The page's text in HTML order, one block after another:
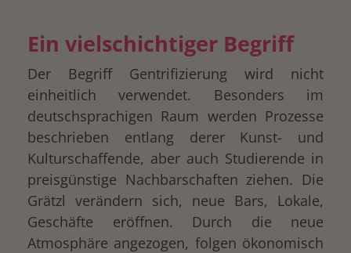
Ein vielschichtiger Begriff
Der Begriff Gentrifizierung wird nicht
einheitlich verwendet. Besonders im
deutschsprachigen Raum werden Prozesse
beschrieben entlang derer Kunst- und
Kulturschaffende, aber auch Studierende in
preisgünstige Nachbarschaften ziehen. Die
Grätzl verändern sich, neue Bars, Lokale,
Geschäfte eröffnen. Durch die neue
Atmosphäre angezogen, folgen ökonomisch
drucken